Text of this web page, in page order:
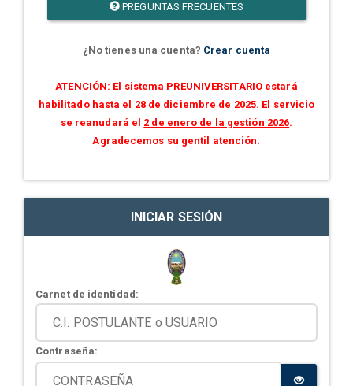
PREGUNTAS FRECUENTES
¿No tienes una cuenta? Crear cuenta
ATENCIÓN: El sistema PREUNIVERSITARIO estará
habilitado hasta el 28 de diciembre de 2025. El servicio
se reanudará el 2 de enero de la gestión 2026.
Agradecemos su gentil atención.
INICIAR SESIÓN
Carnet de identidad:
Contraseña: